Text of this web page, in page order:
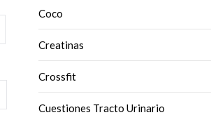
Coco
Creatinas
Crossfit
Cuestiones Tracto Urinario